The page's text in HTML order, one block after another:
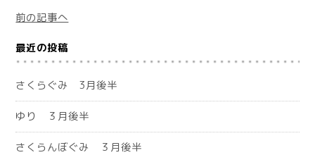
前の記事へ
最近の投稿
さくらぐみ 3月後半
ゆり ３月後半
さくらんぼぐみ ３月後半